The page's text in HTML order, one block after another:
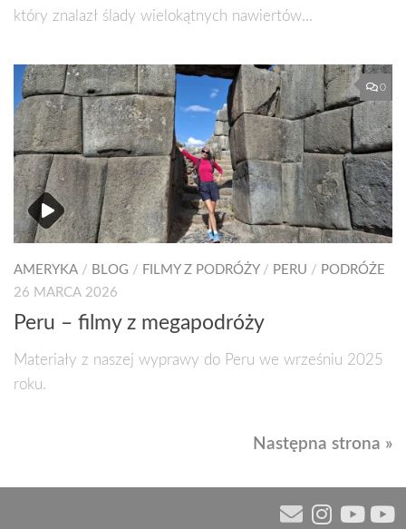
który znalazł ślady wielokątnych nawiertów...
0
AMERYKA / BLOG / FILMY Z PODRÓŻY/ PERU / PODRÓŻE
26 MARCA 2026
Peru – filmy z megapodróży
Materiały z naszej wyprawy do Peru we wrześniu 2025
roku.
Następna strona »